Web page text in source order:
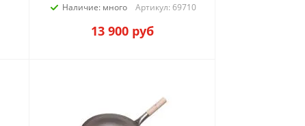
Наличие: много Артикул: 69710
13 900 руб